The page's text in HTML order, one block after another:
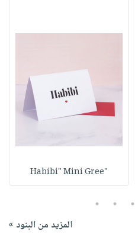
"Habibi" Mini Gree
3
4
5
المزيد من البنود »